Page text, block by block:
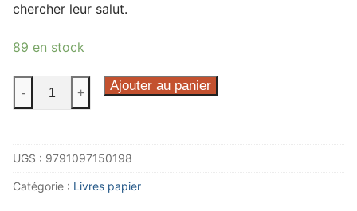
chercher leur salut.
89 en stock
quantité
de
du
Cercle
- + Ajouter au panier
UGS : 9791097150198
Catégorie : Livres papier